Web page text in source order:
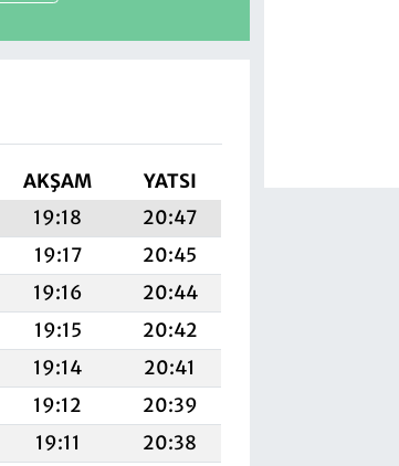
AKŞAM
YATSI
19:18
20:47
19:17
20:45
19:16
20:44
19:15
20:42
19:14
20:41
19:12
20:39
19:11
20:38